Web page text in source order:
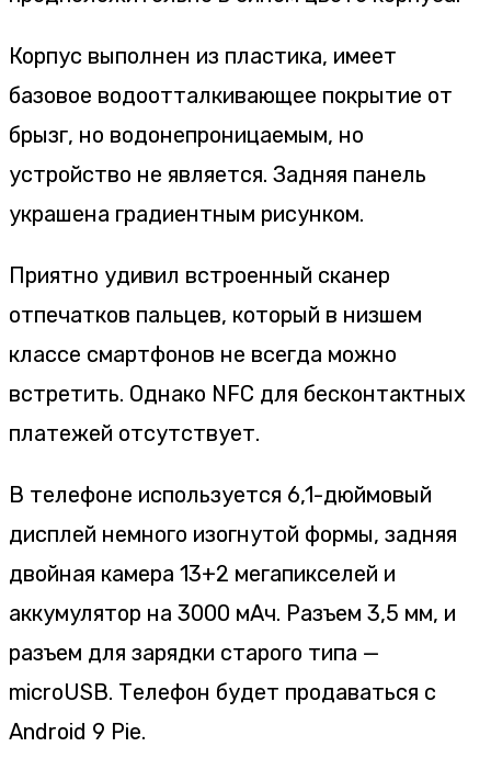
Корпус выполнен из пластика, имеет
базовое водоотталкивающее покрытие от
брызг, но водонепроницаемым, но
устройство не является. Задняя панель
украшена градиентным рисунком.
Приятно удивил встроенный сканер
отпечатков пальцев, который в низшем
классе смартфонов не всегда можно
встретить. Однако NFC для бесконтактных
платежей отсутствует.
В телефоне используется 6,1-дюймовый
дисплей немного изогнутой формы, задняя
двойная камера 13+2 мегапикселей и
аккумулятор на 3000 мАч. Разъем 3,5 мм, и
разъем для зарядки старого типа —
microUSB. Телефон будет продаваться с
Android 9 Pie.